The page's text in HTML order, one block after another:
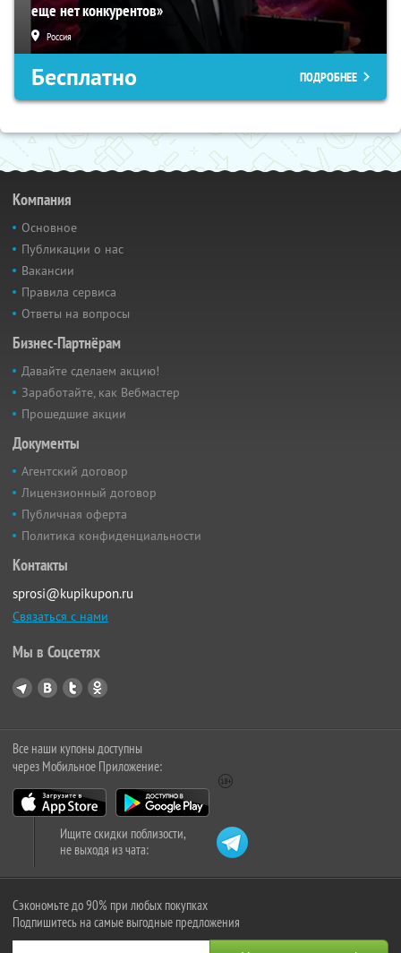
еще нет конкурентов»
Россия
Бесплатно ПОДРОБНЕЕ
Компания
Основное
Публикации о нас
Вакансии
Правила сервиса
Ответы на вопросы
Бизнес-Партнёрам
Давайте сделаем акцию!
Заработайте, как Вебмастер
Прошедшие акции
Документы
Агентский договор
Лицензионный договор
Публичная оферта
Политика конфиденциальности
Контакты
sprosi@kupikupon.ru
Связаться с нами
Мы в Соцсетях
Все наши купоны доступны
через Мобильное Приложение:
Ищите скидки поблизости,
не выходя из чата:
Сэкономьте до 90% при любых покупках
Подпишитесь на самые выгодные предложения